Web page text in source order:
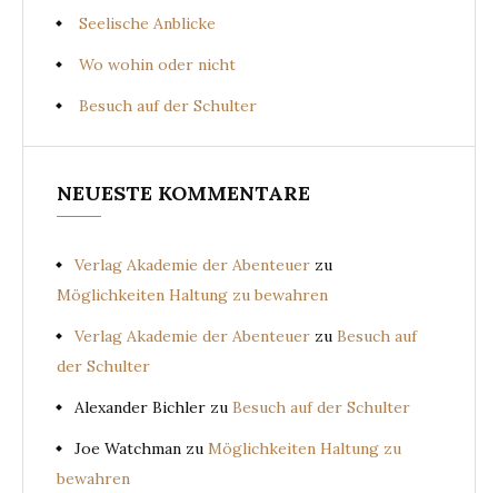
Seelische Anblicke
Wo wohin oder nicht
Besuch auf der Schulter
NEUESTE KOMMENTARE
Verlag Akademie der Abenteuer zu
Möglichkeiten Haltung zu bewahren
Verlag Akademie der Abenteuer zu Besuch auf
der Schulter
Alexander Bichler zu Besuch auf der Schulter
Joe Watchman zu Möglichkeiten Haltung zu
bewahren